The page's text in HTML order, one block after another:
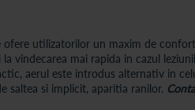
utilizatorilor un maxim de
vindecarea mai rapida in cazul
aerul este introdus alternativ in
saltea si implicit, aparitia ranilor.